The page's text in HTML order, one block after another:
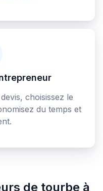
choisissez le
du temps et
de tourbe à